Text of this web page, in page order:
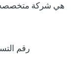
هي شركة متخصصه
رقم